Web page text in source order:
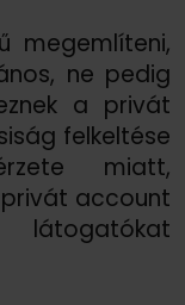
megemlíteni,
ne pedig
a privát
felkeltése
miatt,
account